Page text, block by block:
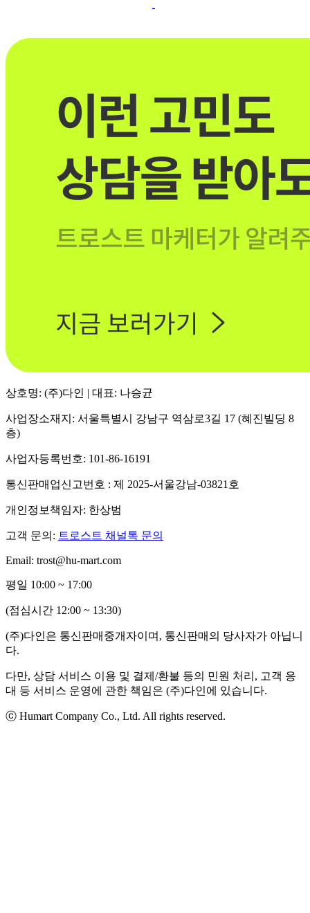
상호명: (주)다인 | 대표: 나승균
사업장소재지: 서울특별시 강남구 역삼로3길 17 (혜진빌딩 8
층)
사업자등록번호: 101-86-16191
통신판매업신고번호 : 제 2025-서울강남-03821호
개인정보책임자: 한상범
고객 문의: 트로스트 채널톡 문의
Email: trost@hu-mart.com
평일 10:00 ~ 17:00
(점심시간 12:00 ~ 13:30)
(주)다인은 통신판매중개자이며, 통신판매의 당사자가 아닙니
다.
다만, 상담 서비스 이용 및 결제/환불 등의 민원 처리, 고객 응
대 등 서비스 운영에 관한 책임은 (주)다인에 있습니다.
ⓒ Humart Company Co., Ltd. All rights reserved.